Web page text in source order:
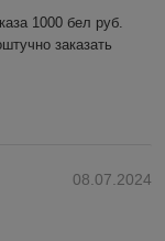
1000 бел руб.
заказать
08.07.2024